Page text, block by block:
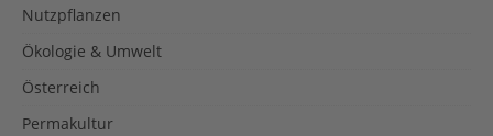
Nutzpflanzen
Ökologie & Umwelt
Österreich
Permakultur